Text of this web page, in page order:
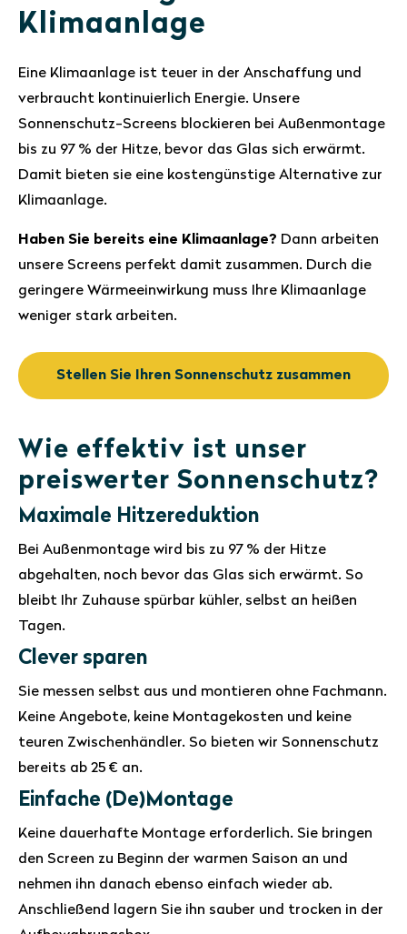
Klimaanlage
Eine Klimaanlage ist teuer in der Anschaffung und
verbraucht kontinuierlich Energie. Unsere
Sonnenschutz-Screens blockieren bei Außenmontage
bis zu 97 % der Hitze, bevor das Glas sich erwärmt.
Damit bieten sie eine kostengünstige Alternative zur
Klimaanlage.
Haben Sie bereits eine Klimaanlage? Dann arbeiten
unsere Screens perfekt damit zusammen. Durch die
geringere Wärmeeinwirkung muss Ihre Klimaanlage
weniger stark arbeiten.
Stellen Sie Ihren Sonnenschutz zusammen
Wie effektiv ist unser
preiswerter Sonnenschutz?
Maximale Hitzereduktion
Bei Außenmontage wird bis zu 97 % der Hitze
abgehalten, noch bevor das Glas sich erwärmt. So
bleibt Ihr Zuhause spürbar kühler, selbst an heißen
Tagen.
Clever sparen
Sie messen selbst aus und montieren ohne Fachmann.
Keine Angebote, keine Montagekosten und keine
teuren Zwischenhändler. So bieten wir Sonnenschutz
bereits ab 25 € an.
Einfache (De)Montage
Keine dauerhafte Montage erforderlich. Sie bringen
den Screen zu Beginn der warmen Saison an und
nehmen ihn danach ebenso einfach wieder ab.
Anschließend lagern Sie ihn sauber und trocken in der